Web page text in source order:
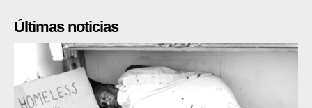
Últimas noticias